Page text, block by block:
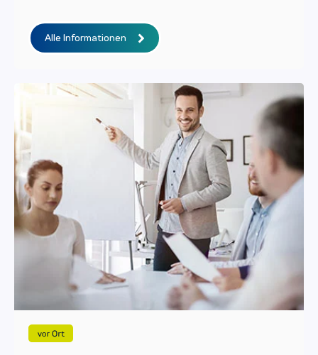
Alle Informationen